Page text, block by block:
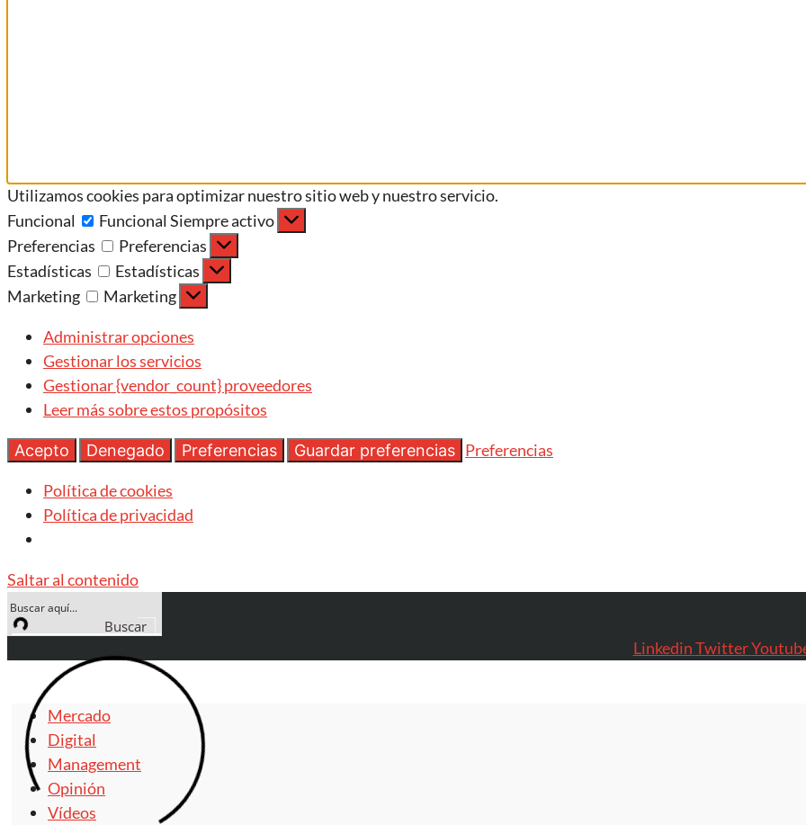
Utilizamos cookies para optimizar nuestro sitio web y nuestro servicio.
Funcional
Funcional Siempre activo
Preferencias
Preferencias
Estadísticas
Estadísticas
Marketing
Marketing
Administrar opciones
Gestionar los servicios
Gestionar {vendor_count} proveedores
Leer más sobre estos propósitos
Acepto Denegado Preferencias Guardar preferencias Preferencias
Política de cookies
Política de privacidad
Saltar al contenido
Buscar
LinkedinTwitter
Mercado
Digital
Management
Opinión
Vídeos